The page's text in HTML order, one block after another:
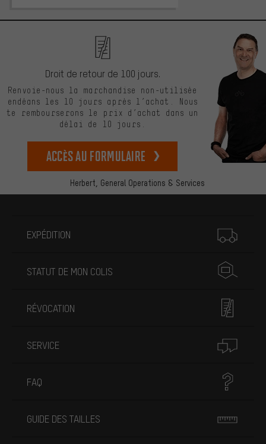
Herbert, General Operations & Services
Droit de retour de 100 jours.
Renvoie-nous la marchandise non-utilisée
endéans les 10 jours après l’achat. Nous
te rembourserons le prix d’achat dans un
délai de 10 jours.
Accès au formulaire
EXPÉDITION
STATUT DE MON COLIS
RÉVOCATION
SERVICE
FAQ
GUIDE DES TAILLES